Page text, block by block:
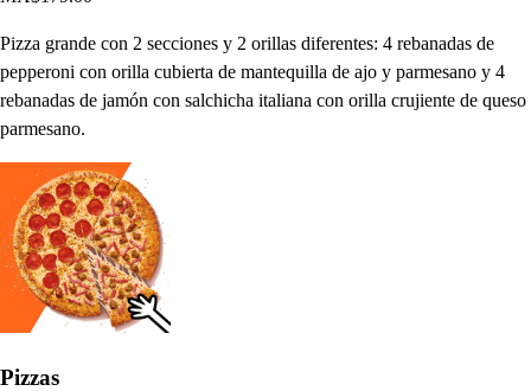
Pizza grande con 2 secciones y 2 orillas diferentes: 4 rebanadas de
pepperoni con orilla cubierta de mantequilla de ajo y parmesano y 4
rebanadas de jamón con salchicha italiana con orilla crujiente de queso
parmesano.
Pizzas